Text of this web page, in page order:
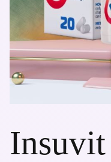
Insuvit